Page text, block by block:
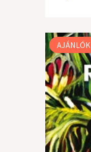
AJÁNLÓK